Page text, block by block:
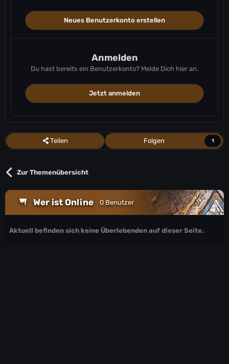
Neues Benutzerkonto erstellen
Anmelden
Du hast bereits ein Benutzerkonto? Melde Dich hier an.
Jetzt anmelden
Teilen Folgen 1
Zur Themenübersicht
Wer ist Online 0 Benutzer
Aktuell befinden sich keine Überlebenden auf dieser Seite.